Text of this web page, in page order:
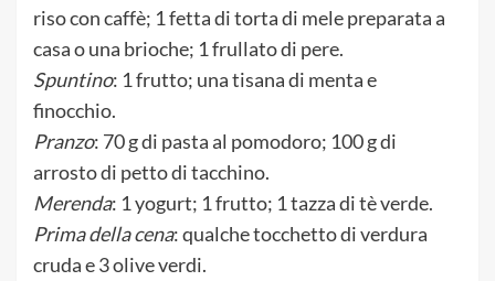
riso con caffè; 1 fetta di torta di mele preparata a
casa o una brioche; 1 frullato di pere.
Spuntino: 1 frutto; una tisana di menta e
finocchio.
Pranzo: 70 g di pasta al pomodoro; 100 g di
arrosto di petto di tacchino.
Merenda: 1 yogurt; 1 frutto; 1 tazza di tè verde.
Prima della cena: qualche tocchetto di verdura
cruda e 3 olive verdi.